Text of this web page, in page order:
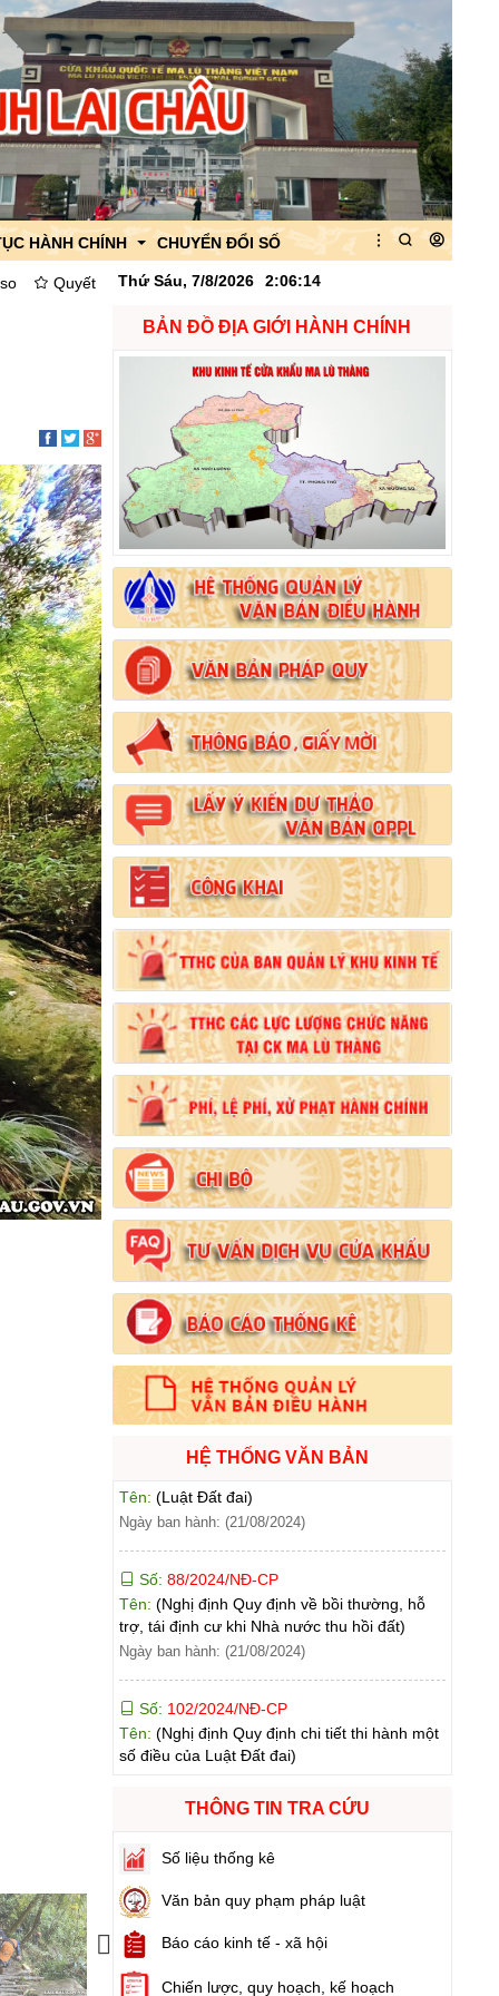
HÀNH CHÍNH CHUYỂN ĐỔI SỐ
định Về việc công bố danh mục thủ tục hành chính được thay thế,
Thứ Sáu, 7/8/2026 2:06:16
Next
BẢN ĐỒ ĐỊA GIỚI HÀNH CHÍNH
HỆ THỐNG VĂN BẢN
Số: 102/2024/NĐ-CP
Tên:(Nghị định Quy định chi tiết thi hành một
số điều của Luật Đất đai)
Ngày ban hành: (21/08/2024)
Số:103/2024/NĐ-CP
Tên:(Nghị định Quy định về tiền sử dụng đất,
tiền thuê đất)
Ngày ban hành: (21/08/2024)
Số:1731/KH-UBND
Tên:(Kế hoạch triển khai thi hành Luật Đất
đai năm 2024)
Ngày ban hành: (21/08/2024)
Số:71/2024/NĐ-CP
Tên:(Nghị định Quy định về giá đất)
Ngày ban hành: (21/08/2024)
Số:
31/2024/QH15
Tên:(Luật Đất đai)
Ngày ban hành: (21/08/2024)
Số:88/2024/NĐ-CP
Tên: (Nghị định Quy định về bồi thường, hỗ
trợ, tái định cư khi Nhà nước thu hồi đất)
Ngày ban hành: (21/08/2024)
Số: 102/2024/NĐ-CP
Tên: (Nghị định Quy định chi tiết thi hành một
số điều của Luật Đất đai)
Ngày ban hành: (21/08/2024)
Số:103/2024/NĐ-CP
tiền thuê đất)
Số: 1731/KH-UBND
Tên:
(Kế hoạch triển khai thi hành Luật Đất
đai năm 2024)
Ngày ban hành: (21/08/2024)
THÔNG TIN TRA CỨU
Số liệu thống kê
Văn bản quy phạm pháp luật
Báo cáo kinh tế - xã hội
Chiến lược, quy hoạch, kế hoạch